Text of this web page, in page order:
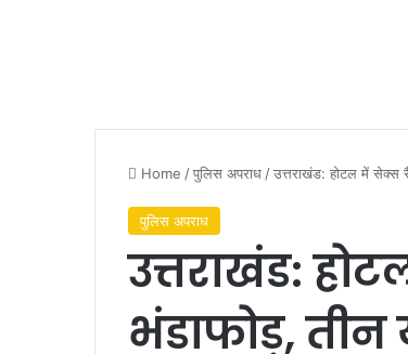
Home /पुलिस अपराध /उत्तराखंड: होटल में सेक्स
पुलिस अपराध
उत्तराखंड:
भंडाफोड़,